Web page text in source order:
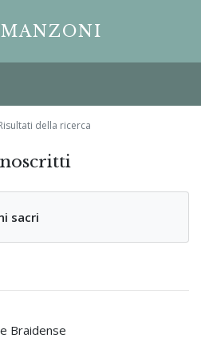
della ricerca
sacri
Braidense